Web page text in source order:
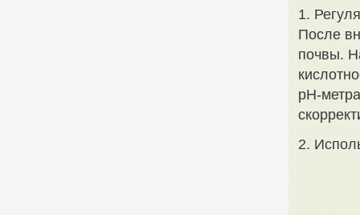
1.
После
почвы.
pH-
2.